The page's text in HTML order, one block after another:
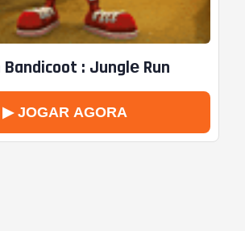
Bandicoot : Junglе Run
▶ JOGAR AGORA